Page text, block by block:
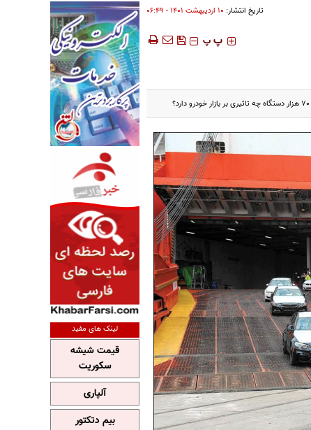
تاریخ انتشار: ۱۰ ارديبهشت ۱۴۰۱ - ۰۶:۴۹
‍‍‍ پ پ
لینک های مفید
قیمت شیشه
سکوریت
آلپاری
بیم دتکتور